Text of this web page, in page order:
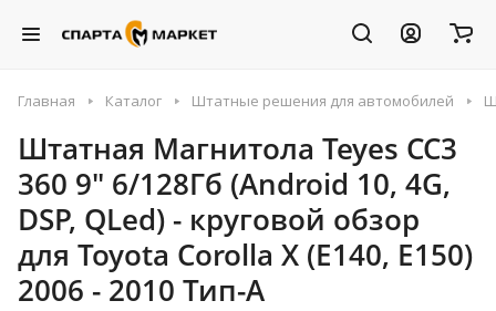
Главная Каталог Штатные решения для автомобилей
Штатная Магнитола Teyes CC3
360 9" 6/128Гб (Android 10, 4G,
DSP, QLed) - круговой обзор
для Toyota Corolla X (E140, E150)
2006 - 2010 Тип-A